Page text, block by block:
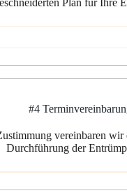
Plan für Ihre
#4
vereinbaren wir
Durchführung der